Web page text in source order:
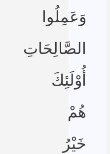
وَعَمِلُوا
الصَّالِحَاتِ
أُوْلَئِكَ
هُمْ
خَيْرُ